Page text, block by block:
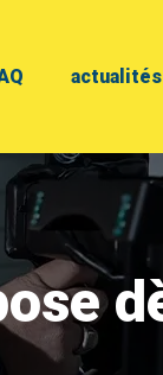
actualités